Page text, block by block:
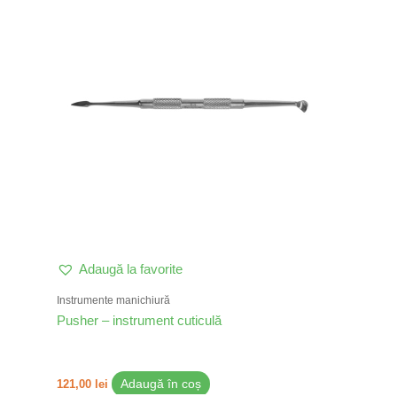
Adaugă la favorite
Instrumente manichiură
Pusher – instrument cuticulă
121,00 lei Adaugă în coș